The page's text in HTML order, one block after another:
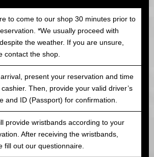
to come to our shop 30 minutes prior to
*We usually proceed with
the weather. If you are unsure,
contact the shop.
present your reservation and time
Then, provide your valid driver’s
and ID (Passport) for confirmation.
provide wristbands according to your
After receiving the wristbands,
fill out our questionnaire.